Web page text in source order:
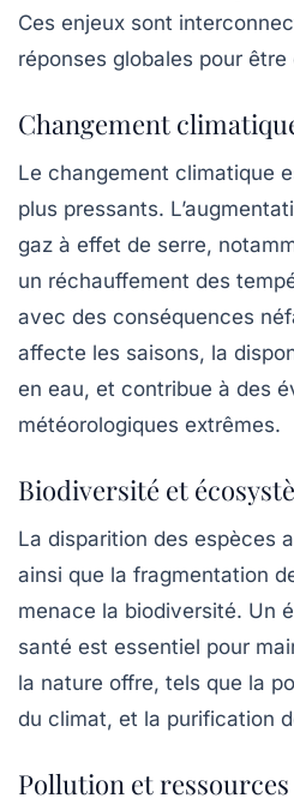
Ces enjeux sont
réponses globales pour
Changement
Le changement climatique
plus pressants.
gaz à effet de serre,
un réchauffement des
avec des conséquences
affecte les saisons, la
en eau, et contribue à des
météorologiques extrêmes.
Biodiversité et
La disparition des espèces
ainsi que la fragmentation
menace la biodiversité. Un
santé est essentiel pour
la nature offre, tels que la
du climat, et la purification
Pollution et